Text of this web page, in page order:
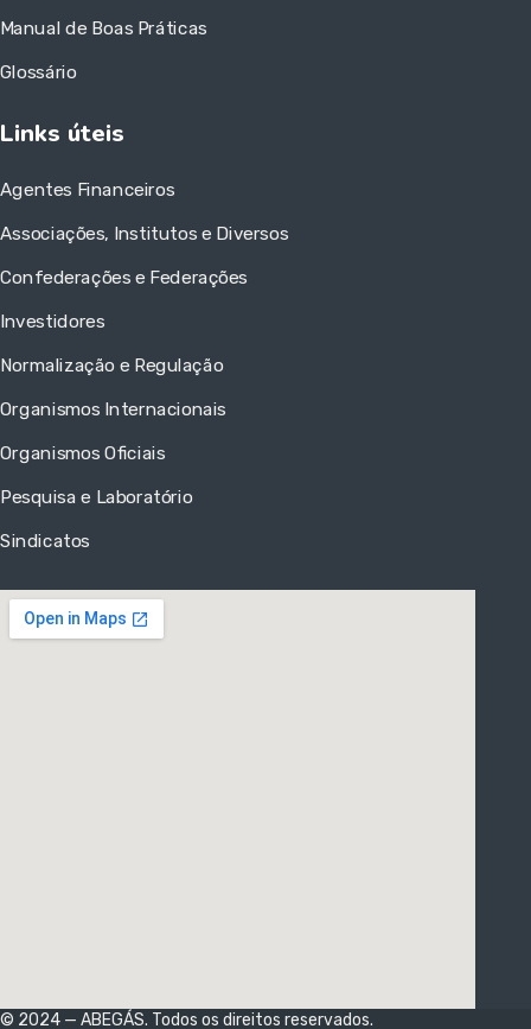
Manual de Boas Práticas
Glossário
Links úteis
Agentes Financeiros
Associações, Institutos e Diversos
Confederações e Federações
Investidores
Normalização e Regulação
Organismos Internacionais
Organismos Oficiais
Pesquisa e Laboratório
Sindicatos
© 2024 — ABEGÁS. Todos os direitos reservados.